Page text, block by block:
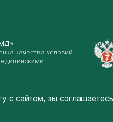
качества условий
с сайтом, вы соглашаетесь